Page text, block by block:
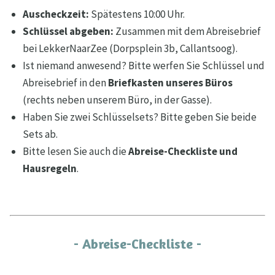
Auscheckzeit: Spätestens 10:00 Uhr.
Schlüssel abgeben: Zusammen mit dem Abreisebrief
bei LekkerNaarZee (Dorpsplein 3b, Callantsoog).
Ist niemand anwesend? Bitte werfen Sie Schlüssel und
Abreisebrief in denBriefkasten unseres Büros
(rechts neben unserem Büro, in der Gasse).
Haben Sie zwei Schlüsselsets? Bitte geben Sie beide
Sets ab.
Bitte lesen Sie auch dieAbreise-Checkliste und
Hausregeln.
- Abreise-Checkliste -